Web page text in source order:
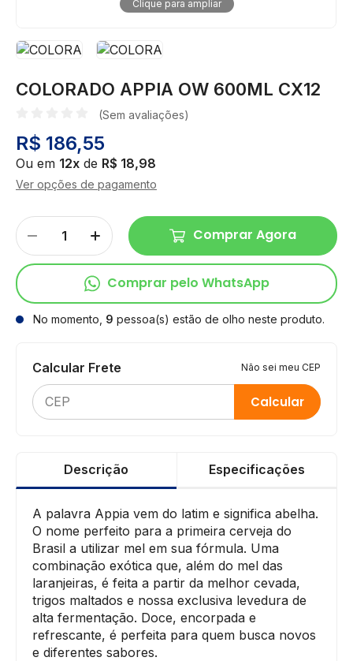
Clique para ampliar
COLORADO APPIA OW 600ML CX12
(Sem avaliações)
R$ 186,55
Ou em 12x de R$ 18,98
Ver opções de pagamento
Comprar Agora
Comprar pelo WhatsApp
No momento, 9 pessoa(s) estão de olho neste produto.
Calcular Frete Não sei meu CEP
Calcular
Descrição Especificações
A palavra Appia vem do latim e significa abelha.
O nome perfeito para a primeira cerveja do
Brasil a utilizar mel em sua fórmula. Uma
combinação exótica que, além do mel das
laranjeiras, é feita a partir da melhor cevada,
trigos maltados e nossa exclusiva levedura de
alta fermentação. Doce, encorpada e
refrescante, é perfeita para quem busca novos
e diferentes sabores.